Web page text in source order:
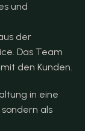
und
der
Das Team
den Kunden.
in eine
als